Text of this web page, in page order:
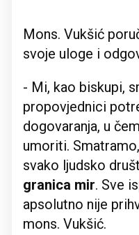
Mons. Vukšić
svoje uloge i
- Mi, kao biskupi,
propovjednici
dogovaranja, u
umoriti.
svako ljudsko
granica mir. Sve
apsolutno nije
mons. Vukšić.